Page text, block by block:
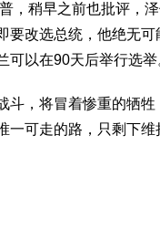
，稍早之前也批评，
要改选总统，他绝无
以在90天后举行选举
斗，将冒着惨重的牺牲
一可走的路，只剩下